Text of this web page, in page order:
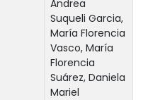
Andrea
Suqueli Garcia,
María Florencia
Vasco, María
Florencia
Suárez, Daniela
Mariel